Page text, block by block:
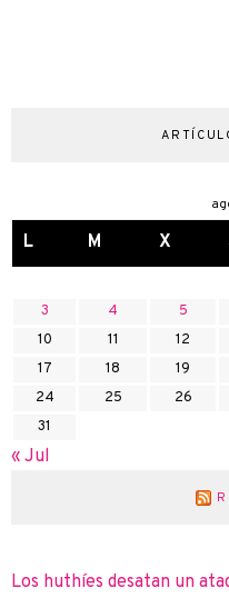
L M X
3
4 5
10
11 12
17
18 19
24
25 26
31
« Jul
Los huthíes desatan un